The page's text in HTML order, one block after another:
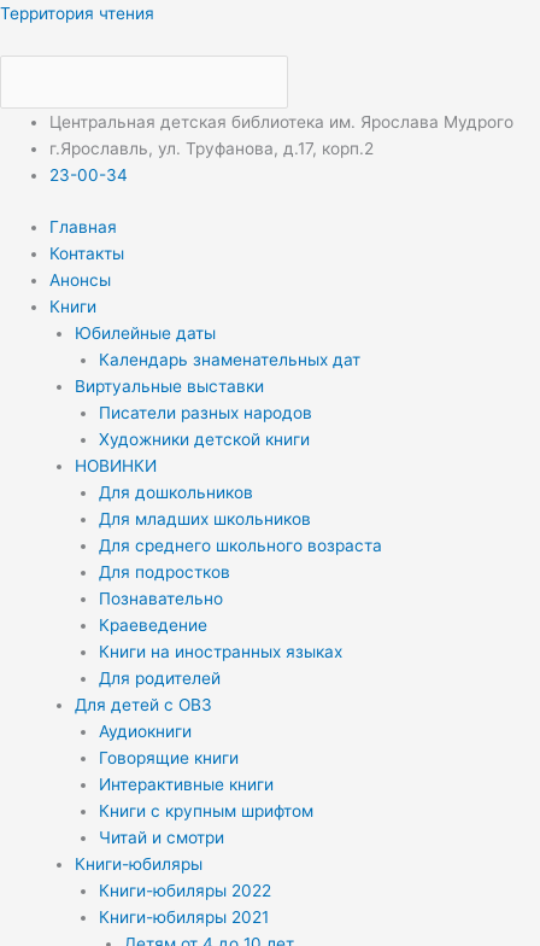
Перейти
Территория чтения
Центральная детская библиотека им. Ярослава Мудрого
г.Ярославль, ул. Труфанова, д.17, корп.2
23-00-34
Меню
Главная
Контакты
Анонсы
Книги
Юбилейные даты
Календарь знаменательных дат
Виртуальные выставки
Писатели разных народов
Художники детской книги
НОВИНКИ
Для дошкольников
Для младших школьников
Для среднего школьного возраста
Для подростков
Познавательно
Краеведение
Книги на иностранных языках
Для родителей
Для детей с ОВЗ
Аудиокниги
Говорящие книги
Интерактивные книги
Книги с крупным шрифтом
Читай и смотри
Книги-юбиляры
Книги-юбиляры 2022
Книги-юбиляры 2021
Меню